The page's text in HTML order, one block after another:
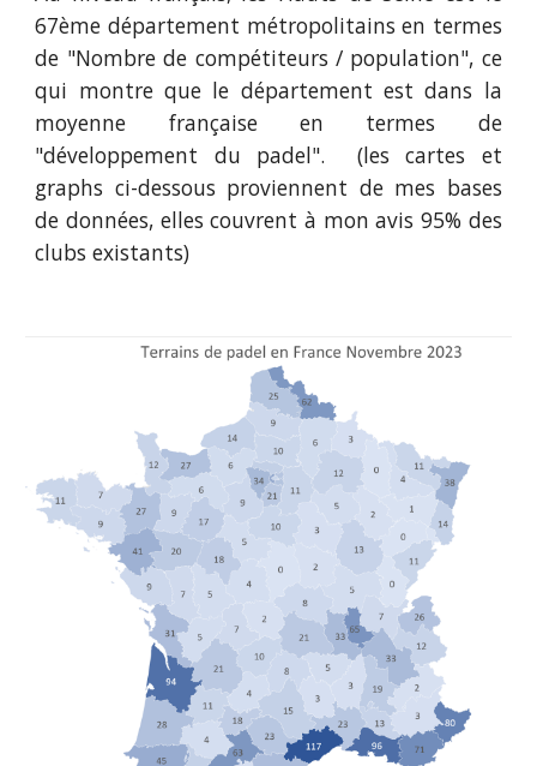
67ème département métropolitains en termes
de "Nombre de compétiteurs / population", ce
qui montre que le département est dans la
moyenne française en termes de
"développement du padel". (les cartes et
graphs ci-dessous proviennent de mes bases
de données, elles couvrent à mon avis 95% des
clubs existants)